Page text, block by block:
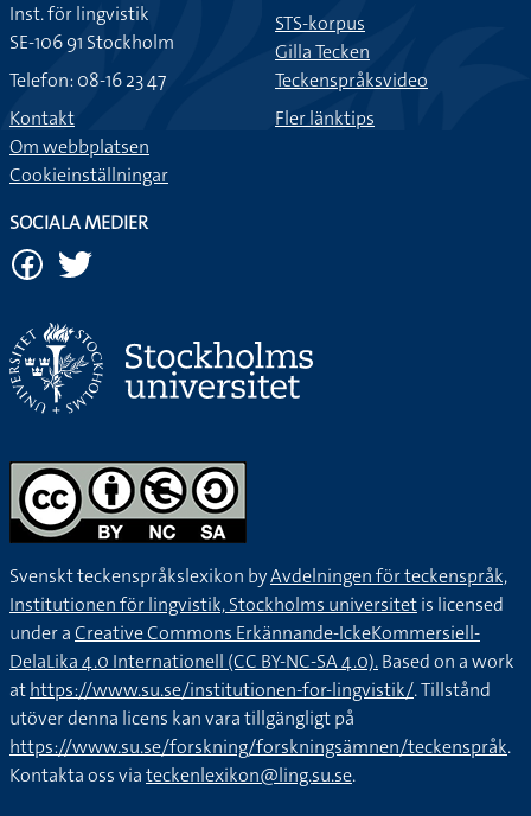
Inst. för lingvistik
SE-106 91 Stockholm
Telefon: 08-16 23 47
Kontakt
Om webbplatsen
Cookieinställningar
STS-korpus
Gilla Tecken
Teckenspråksvideo
Fler länktips
SOCIALA MEDIER
Svenskt teckenspråkslexikon byAvdelningen för teckenspråk,
Institutionen för lingvistik, Stockholms universitetis licensed
under aCreative Commons Erkännande-IckeKommersiell-
DelaLika 4.0 Internationell (CC BY-NC-SA 4.0).Based on a work
athttps://www.su.se/institutionen-for-lingvistik/. Tillstånd
utöver denna licens kan vara tillgängligt på
https://www.su.se/forskning/forskningsämnen/teckenspråk.
Kontakta oss viateckenlexikon@ling.su.se.